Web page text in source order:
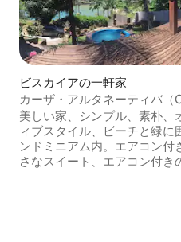
ビスカイアの一軒家
カーザ・アルタネーティバ（
Alternativa） - アングラ・ド
美しい家、シンプル、素朴、
ィブスタイル、ビーチと緑に
ンドミニアム内。エアコン付
さなスイート、エアコン付き